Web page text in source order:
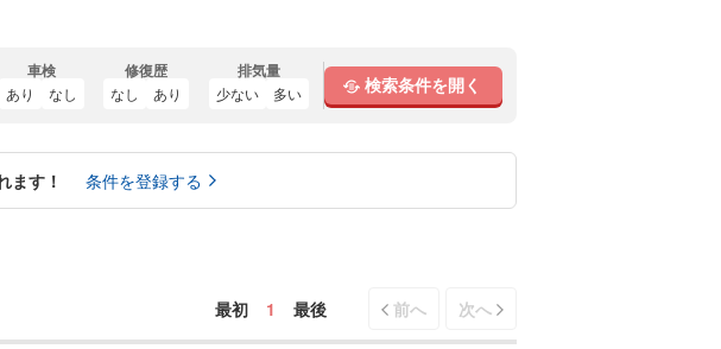
車検
あり なし
修復歴
なし あり
排気量
少ない 多い 検索条件を開く
ます！ 条件を登録する
最初 1 最後 前へ 次へ